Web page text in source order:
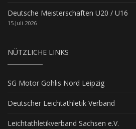
Deutsche Meisterschaften U20 / U16
15.Juli 2026
NÜTZLICHE LINKS
SG Motor Gohlis Nord Leipzig
Deutscher Leichtathletik Verband
Leichtathletikverband Sachsen e.V.